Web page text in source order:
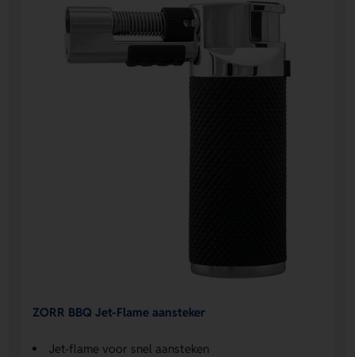
ZORR BBQ Jet-Flame aansteker
Jet-flame voor snel aansteken